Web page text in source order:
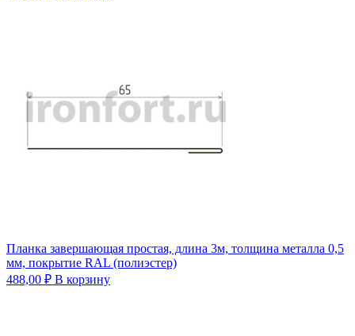
Планка завершающая простая, длина 3м, толщина металла 0,5
мм, покрытие RAL (полиэстер)
488,00 ₽ В корзину